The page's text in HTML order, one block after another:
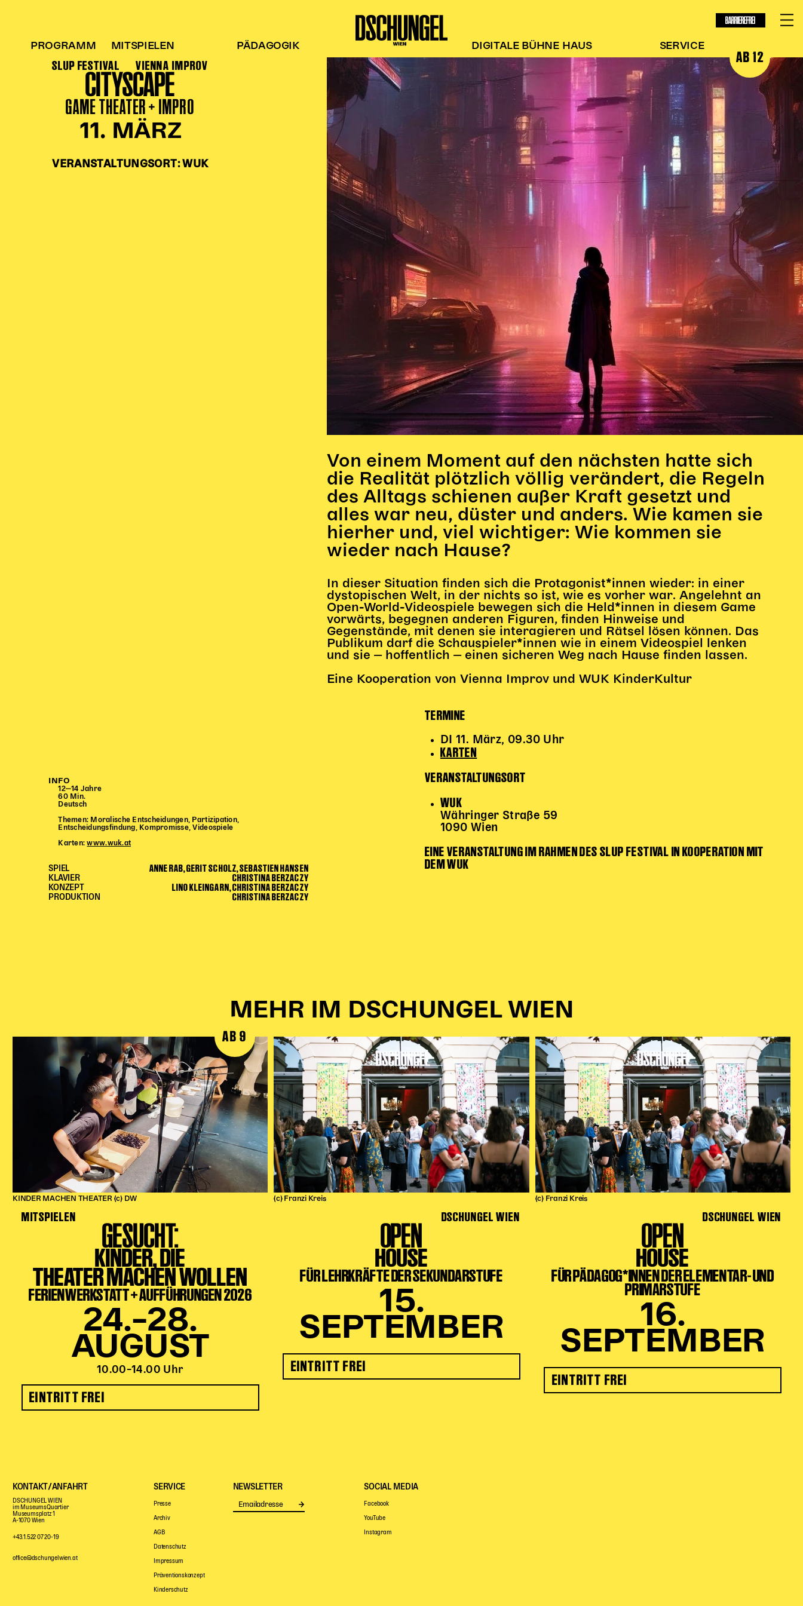
BARRIEREFREI
PROGRAMM MITSPIELEN PÄDAGOGIK DIGITALE BÜHNE HAUS SERVICE
SLUP FESTIVAL VIENNA IMPROV
CITYSCAPE
GAME THEATER + IMPRO
11. MÄRZ
VERANSTALTUNGSORT: WUK
AB 12
INFO
12‒14 Jahre
60 Min.
Deutsch
Themen: Moralische Entscheidungen, Partizipation,
Entscheidungsfindung, Kompromisse, Videospiele
Karten:www.wuk.at
SPIEL ANNE RAB, GERIT SCHOLZ, SEBASTIEN HANSEN
KLAVIER CHRISTINA BERZACZY
KONZEPT LINO KLEINGARN, CHRISTINA BERZACZY
PRODUKTION CHRISTINA BERZACZY
Von einem Moment auf den nächsten hatte sich
die Realität plötzlich völlig verändert, die Regeln
des Alltags schienen außer Kraft gesetzt und
alles war neu, düster und anders. Wie kamen sie
hierher und, viel wichtiger: Wie kommen sie
wieder nach Hause?
In dieser Situation finden sich die Protagonist*innen wieder: in einer
dystopischen Welt, in der nichts so ist, wie es vorher war. Angelehnt an
Open-World-Videospiele bewegen sich die Held*innen in diesem Game
vorwärts, begegnen anderen Figuren, finden Hinweise und
Gegenstände, mit denen sie interagieren und Rätsel lösen können. Das
Publikum darf die Schauspieler*innen wie in einem Videospiel lenken
und sie ‒ hoffentlich ‒ einen sicheren Weg nach Hause finden lassen.
Eine Kooperation von Vienna Improv und WUK KinderKultur
TERMINE
DI 11. März, 09.30 Uhr
KARTEN
VERANSTALTUNGSORT
WUK
Währinger Straße 59
1090 Wien
EINE VERANSTALTUNG IM RAHMEN DES SLUP FESTIVAL IN KOOPERATION MIT
DEM WUK
MEHR IM DSCHUNGEL WIEN
KINDER MACHEN THEATER (c) DW
AB 9
MITSPIELEN
GESUCHT:
KINDER, DIE
THEATER MACHEN WOLLEN
FERIENWERKSTATT + AUFFÜHRUNGEN 2026
24.–28.
AUGUST
10.00–14.00 Uhr
EINTRITT FREI
(c) Franzi Kreis
DSCHUNGEL WIEN
OPEN
HOUSE
FÜR LEHRKRÄFTE DER SEKUNDARSTUFE
15.
SEPTEMBER
EINTRITT FREI
(c) Franzi Kreis
DSCHUNGEL WIEN
OPEN
HOUSE
FÜR PÄDAGOG*INNEN DER ELEMENTAR- UND
PRIMARSTUFE
16.
SEPTEMBER
EINTRITT FREI
KONTAKT/ANFAHRT
DSCHUNGEL WIEN
im MuseumsQuartier
Museumsplatz 1
A-1070 Wien
+43.1.522 07 20-19
office@dschungelwien.at
SERVICE
Presse
Archiv
AGB
Datenschutz
Impressum
Präventionskonzept
Kinderschutz
NEWSLETTER SOCIAL MEDIA
Facebook
YouTube
Instagram